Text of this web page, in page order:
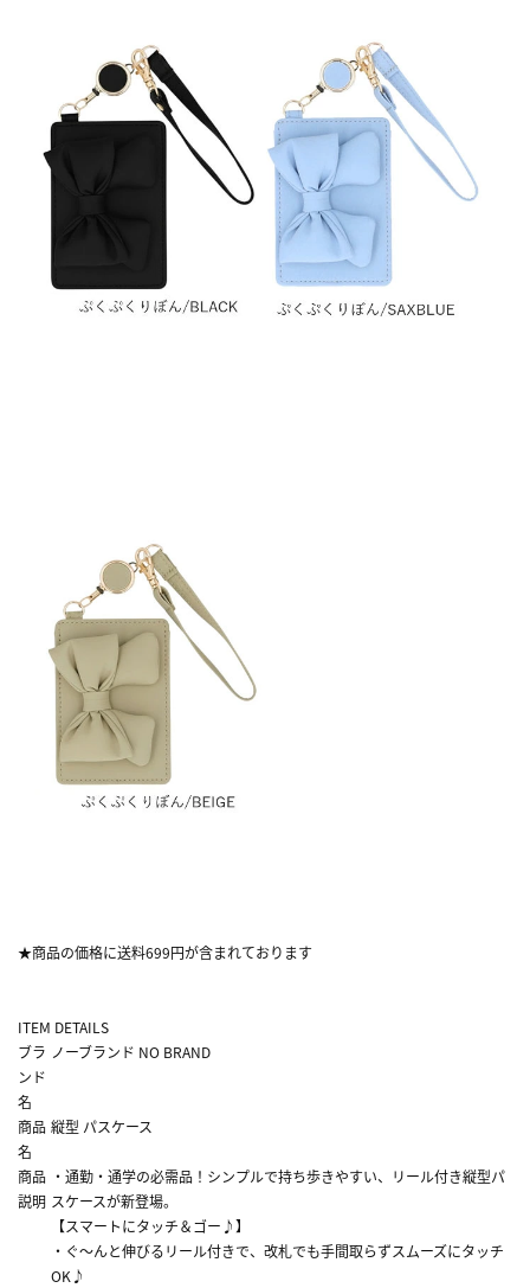
★商品の価格に送料699円が含まれております
ITEM DETAILS
ブラ
ンド
名
ノーブランド NO BRAND
商品
名
縦型 パスケース
商品
説明
・通勤・通学の必需品！シンプルで持ち歩きやすい、リール付き縦型パ
スケースが新登場。
【スマートにタッチ＆ゴー♪】
・ぐ～んと伸びるリール付きで、改札でも手間取らずスムーズにタッチ
OK♪